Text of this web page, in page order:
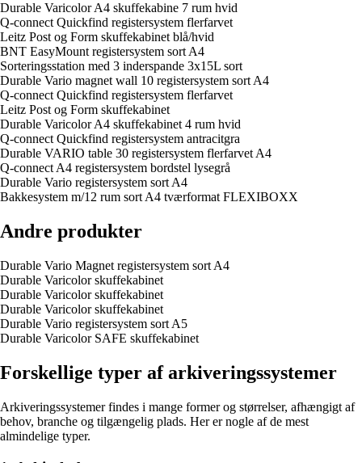
Durable Varicolor A4 skuffekabine 7 rum hvid
Q-connect Quickfind registersystem flerfarvet
Leitz Post og Form skuffekabinet blå/hvid
BNT EasyMount registersystem sort A4
Sorteringsstation med 3 inderspande 3x15L sort
Durable Vario magnet wall 10 registersystem sort A4
Q-connect Quickfind registersystem flerfarvet
Leitz Post og Form skuffekabinet
Durable Varicolor A4 skuffekabinet 4 rum hvid
Q-connect Quickfind registersystem antracitgra
Durable VARIO table 30 registersystem flerfarvet A4
Q-connect A4 registersystem bordstel lysegrå
Durable Vario registersystem sort A4
Bakkesystem m/12 rum sort A4 tværformat FLEXIBOXX
Andre produkter
Durable Vario Magnet registersystem sort A4
Durable Varicolor skuffekabinet
Durable Varicolor skuffekabinet
Durable Varicolor skuffekabinet
Durable Vario registersystem sort A5
Durable Varicolor SAFE skuffekabinet
Forskellige typer af arkiveringssystemer
Arkiveringssystemer findes i mange former og størrelser, afhængigt af
behov, branche og tilgængelig plads. Her er nogle af de mest
almindelige typer.